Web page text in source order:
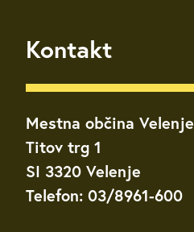
Kontakt
Mestna občina Velenje
Titov trg 1
SI 3320 Velenje
Telefon: 03/8961-600